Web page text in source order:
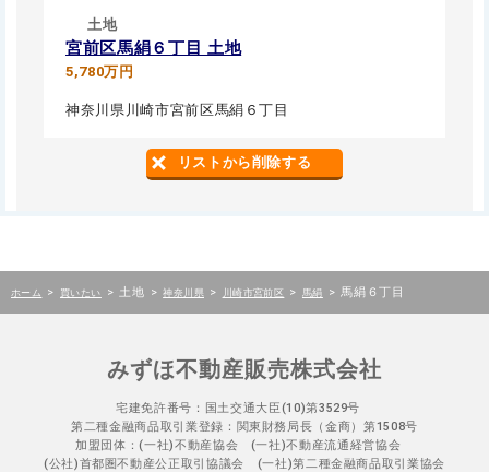
土地
宮前区馬絹６丁目 土地
5,780万円
神奈川県川崎市宮前区馬絹６丁目
リストから削除する
ホーム > 買いたい > 土地 > 神奈川県 > 川崎市宮前区 > 馬絹 > 馬絹６丁目
みずほ不動産販売株式会社
宅建免許番号：国土交通大臣(10)第3529号
第二種金融商品取引業登録：関東財務局長（金商）第1508号
加盟団体：(一社)不動産協会 (一社)不動産流通経営協会
(公社)首都圏不動産公正取引協議会 (一社)第二種金融商品取引業協会